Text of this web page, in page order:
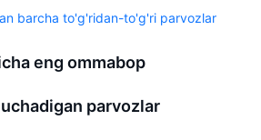
barcha to'g'ridan-to'g'ri parvozlar
eng ommabop
parvozlar